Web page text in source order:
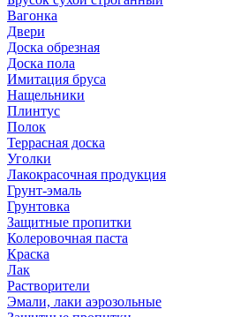
Вагонка
Двери
Доска обрезная
Доска пола
Имитация бруса
Нащельники
Плинтус
Полок
Террасная доска
Уголки
Лакокрасочная продукция
Грунт-эмаль
Грунтовка
Защитные пропитки
Колеровочная паста
Краска
Лак
Растворители
Эмали, лаки аэрозольные